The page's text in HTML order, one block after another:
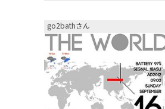
go2bathさん